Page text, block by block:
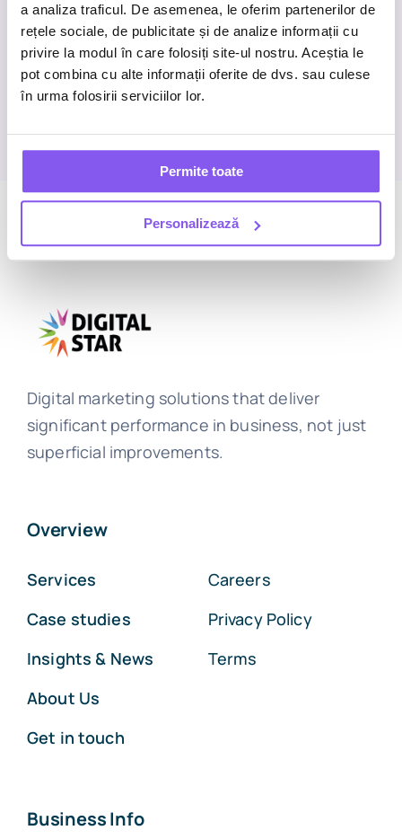
a analiza traficul. De asemenea, le oferim partenerilor de
rețele sociale, de publicitate și de analize informații cu
privire la modul în care folosiți site-ul nostru. Aceștia le
pot combina cu alte informații oferite de dvs. sau culese
în urma folosirii serviciilor lor.
Permite toate
Personalizează
We’re here to help you achieve it.
Start a conversation
Digital marketing solutions that deliver
significant performance in business, not just
superficial improvements.
Overview
Services
Case studies
Insights & News
About Us
Get in touch
Careers
Privacy Policy
Terms
Business Info